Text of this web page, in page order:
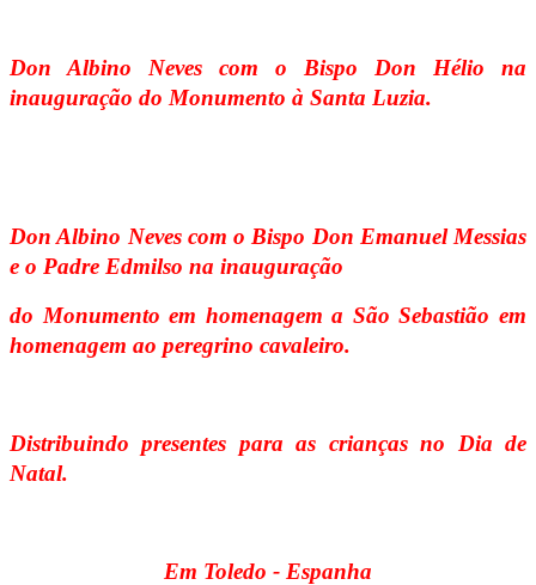
Don Albino Neves com o Bispo Don Hélio na
inauguração do Monumento à Santa Luzia.
Don Albino Neves com o Bispo Don Emanuel Messias
e o Padre Edmilso na inauguração
do Monumento em homenagem a São Sebastião em
homenagem ao peregrino cavaleiro.
Distribuindo presentes para as crianças no Dia de
Natal.
Em Toledo - Espanha